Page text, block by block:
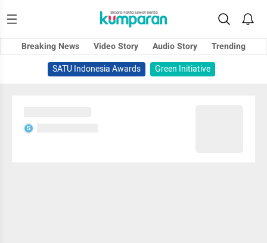
Breaking News Video Story Audio Story
Trending
SATU Indonesia Awards
Green Initiative
S